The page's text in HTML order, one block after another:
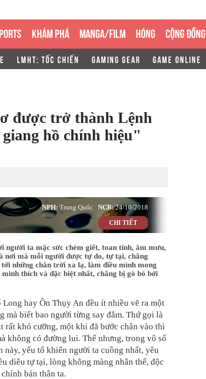
KHÁM PHÁ MANGA/FILM HÓNG CỘNG ĐỒNG
LMHT: TỐC CHIẾN GAMING GEAR GAME ONLINE
được trở thành Lệnh
hồ chính hiệu"
24/10/2018
NCB:
Trung Quốc
NPH:
CHI TIẾT
người ta mặc sức chém giết, toan tính, âm mưu,
nơi mà mỗi người được tự do, tự tại, chẳng
những chân trời xa lạ, làm điều mình mong
thích và đặc biệt nhất, chẳng bị gò bó bởi
hay Ôn Thụy An đều ít nhiều vẽ ra một
mà biết bao người từng say đắm. Thứ gọi là
rất khó cưỡng, một khi đã bước chân vào thì
không có đường lui. Thế nhưng, trong vô số
này, yếu tố khiến người ta cuồng nhất, yêu
diêu tự tại, lòng không màng nhân thế, độc
bản thân ta.